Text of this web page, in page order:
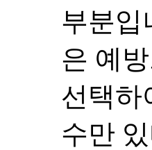
부분입
은 예
선택하
수만